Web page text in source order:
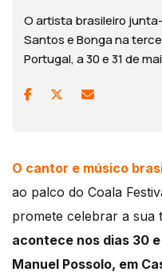
O artista brasileiro
Santos e Bonga na
Portugal, a 30 e 31 de
O cantor e músico
ao palco do Coala
promete celebrar a sua
acontece nos dias 30
Manuel Possolo, em